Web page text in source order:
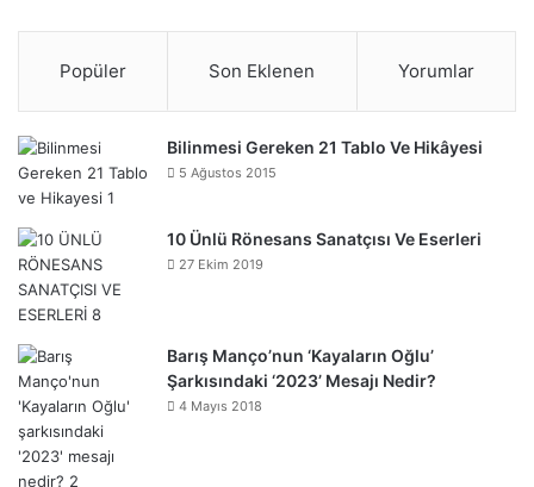
Popüler Son Eklenen Yorumlar
Bilinmesi Gereken 21 Tablo Ve Hikâyesi
5 Ağustos 2015
10 Ünlü Rönesans Sanatçısı Ve Eserleri
27 Ekim 2019
Barış Manço’nun ‘Kayaların Oğlu’
Şarkısındaki ‘2023’ Mesajı Nedir?
4 Mayıs 2018